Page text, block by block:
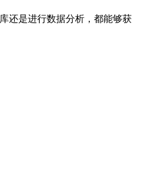
还是进行数据分析，都能够获